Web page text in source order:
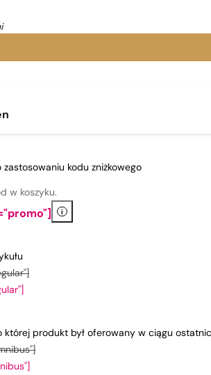
kodu zniżkowego
w koszyku.
i
której produkt był oferowany w ciągu